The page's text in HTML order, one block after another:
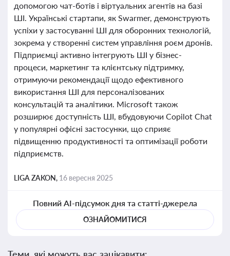
допомогою чат-ботів і віртуальних агентів на базі
ШІ. Українські стартапи, як Swarmer, демонструють
успіхи у застосуванні ШІ для оборонних технологій,
зокрема у створенні систем управління роєм дронів.
Підприємці активно інтегрують ШІ у бізнес-
процеси, маркетинг та клієнтську підтримку,
отримуючи рекомендації щодо ефективного
використання ШІ для персоналізованих
консультацій та аналітики. Microsoft також
розширює доступність ШІ, вбудовуючи Copilot Chat
у популярні офісні застосунки, що сприяє
підвищенню продуктивності та оптимізації роботи
підприємств.
LIGA ZAKON, 16 вересня 2025
Повний AI-підсумок дня та статті-джерела
ОЗНАЙОМИТИСЯ